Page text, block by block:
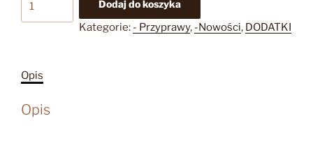
TAGLIATELLE
MURACA
Dodaj do koszyka
Kategorie: - Przyprawy, -Nowości, DODATKI
Opis
Opis